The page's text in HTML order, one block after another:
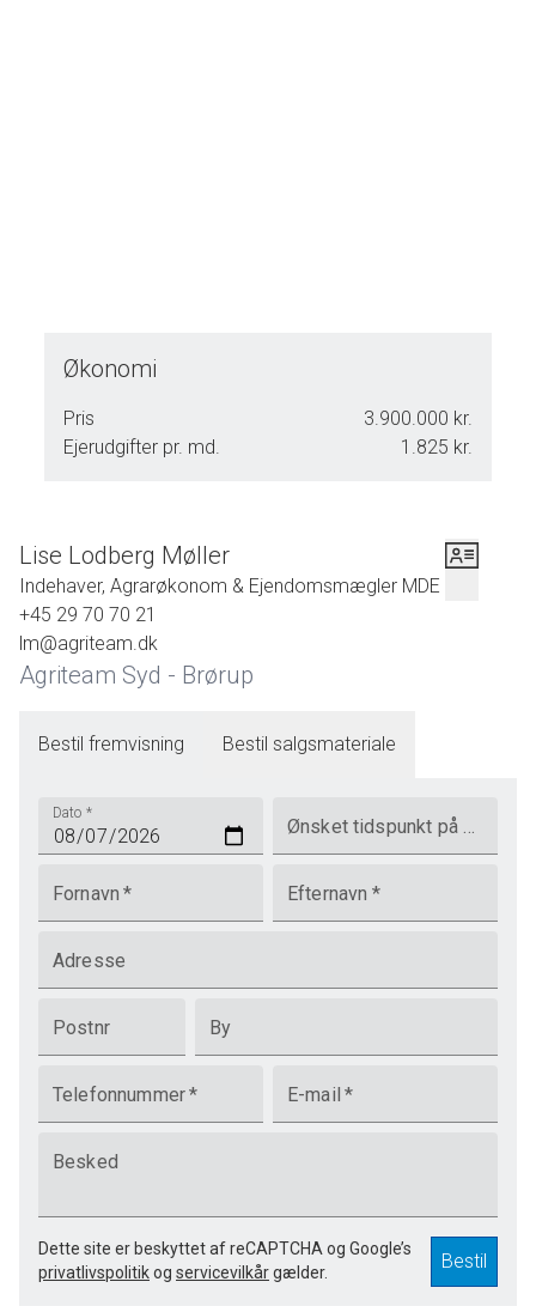
Økonomi
Pris
3.900.000 kr.
Ejerudgifter pr. md.
1.825 kr.
Lise Lodberg Møller
Indehaver, Agrarøkonom & Ejendomsmægler MDE
+45 29 70 70 21
lm@agriteam.dk
Agriteam Syd - Brørup
Bestil fremvisning Bestil salgsmateriale
Dato *
Ønsket tidspunkt på dagen
Fornavn * Efternavn *
Adresse
Postnr By
Telefonnummer* E-mail *
Besked
Dette site er beskyttet af reCAPTCHA og Google’s
privatlivspolitikog servicevilkårgælder. Bestil